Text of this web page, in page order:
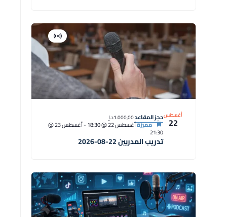
أغسطس
22
تدريب المدربين 22-08-2026
افتراضية
دورة
مميزةأغسطس 22 @ 18:30 - أغسطس 23 @
21:30
حجز المقاعد1.000,00د.إ